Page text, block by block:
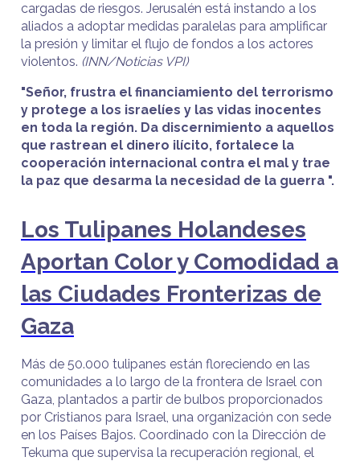
cargadas de riesgos. Jerusalén está instando a los
aliados a adoptar medidas paralelas para amplificar
la presión y limitar el flujo de fondos a los actores
violentos. (INN/Noticias VPI)
"Señor, frustra el financiamiento del terrorismo
y protege a los israelíes y las vidas inocentes
en toda la región. Da discernimiento a aquellos
que rastrean el dinero ilícito, fortalece la
cooperación internacional contra el mal y trae
la paz que desarma la necesidad de la guerra ".
Los Tulipanes Holandeses
Aportan Color y Comodidad a
las Ciudades Fronterizas de
Gaza
Más de 50.000 tulipanes están floreciendo en las
comunidades a lo largo de la frontera de Israel con
Gaza, plantados a partir de bulbos proporcionados
por Cristianos para Israel, una organización con sede
en los Países Bajos. Coordinado con la Dirección de
Tekuma que supervisa la recuperación regional, el